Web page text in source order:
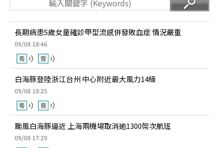
長期病患5歲女童確診甲型流感併發敗血症 情況嚴重
09/08 18:46
白海豚登陸浙江台州 中心附近最大風力14級
09/08 18:25
颱風白海豚逼近 上海兩機場取消逾1300架次航班
09/08 17:29